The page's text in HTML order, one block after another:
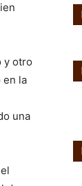
y otro
en la
una